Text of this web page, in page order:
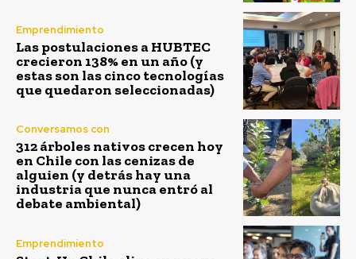
Emprendimiento
Las postulaciones a HUBTEC
crecieron 138% en un año (y
estas son las cinco tecnologías
que quedaron seleccionadas)
Conversamos con
312 árboles nativos crecen hoy
en Chile con las cenizas de
alguien (y detrás hay una
industria que nunca entró al
debate ambiental)
Emprendimiento